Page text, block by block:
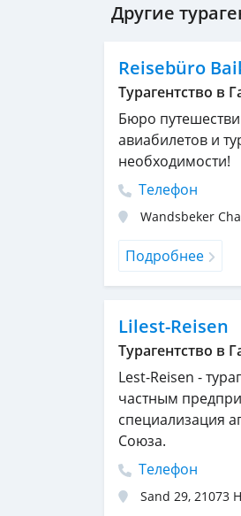
Другие
Reisebüro
Турагентство в
Бюро
авиабилетов и
необходимости!
Телефон
Wandsbeker
Подробнее
Lilest-Reisen
Турагентство в
Lest-Reisen -
частным
специализация
Союза.
Телефон
Sand 29, 21073